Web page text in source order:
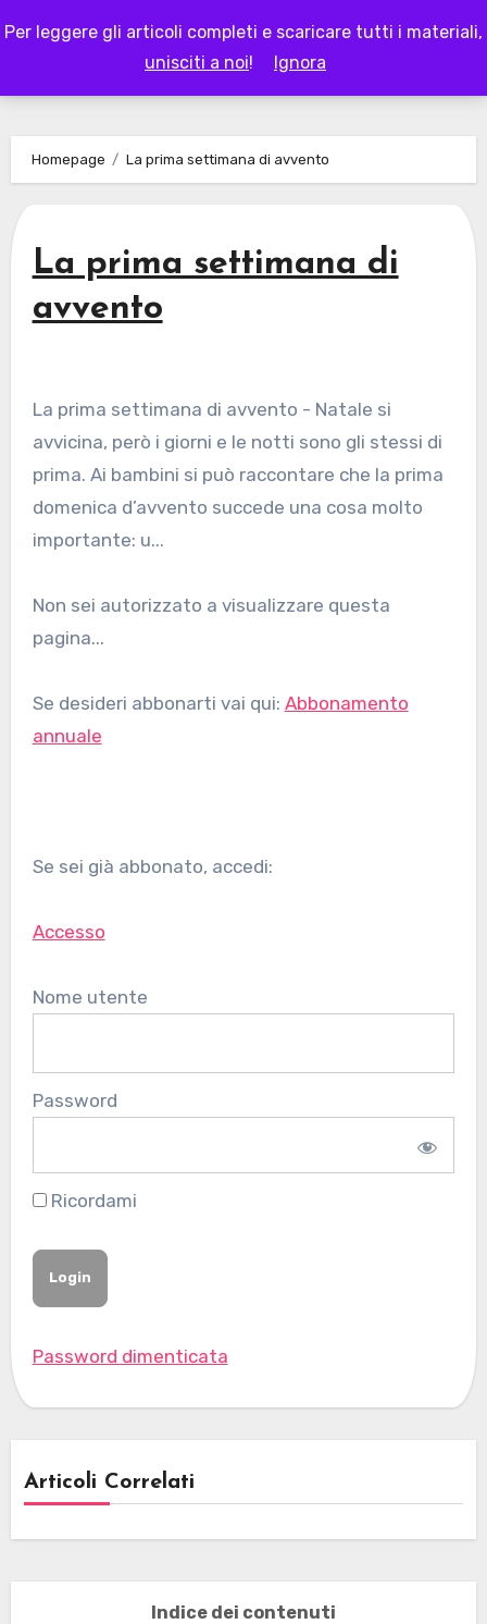
Per leggere gli articoli completi e scaricare tutti i materiali,
unisciti a noi! Ignora
to
LAPAPPADOLCE
Homepage La prima settimana di avvento
La prima settimana di
avvento
La prima settimana di avvento - Natale si
avvicina, però i giorni e le notti sono gli stessi di
prima. Ai bambini si può raccontare che la prima
domenica d’avvento succede una cosa molto
importante: u...
Non sei autorizzato a visualizzare questa
pagina...
Se desideri abbonarti vai qui: Abbonamento
annuale
Se sei già abbonato, accedi:
Accesso
Nome utente
Password
Ricordami
Password dimenticata
Articoli Correlati
Indice dei contenuti